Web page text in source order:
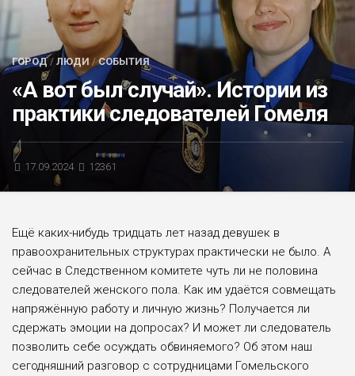
БЛИЦ-ОПРОС
АФИША
ГОРОД/ ЛЮДИ /СОБЫТИЯ
«А вот был случай». Истории из
практики следователей Гомеля
17.09.2024 12361
Ещё каких-нибудь тридцать лет назад девушек в
правоохранительных структурах практически не было. А
сейчас в Следственном комитете чуть ли не половина
следователей женского пола. Как им удаётся совмещать
напряжённую работу и личную жизнь? Получается ли
сдержать эмоции на допросах? И может ли следователь
позволить себе осуждать обвиняемого? Об этом наш
сегодняшний разговор с сотрудницами Гомельского